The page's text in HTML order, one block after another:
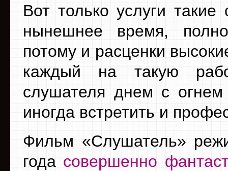
Вот только услуги
нынешнее время,
потому и расценки
каждый на такую
слушателя днем с
иногда встретить и
Фильм «Слушатель»
года совершенно